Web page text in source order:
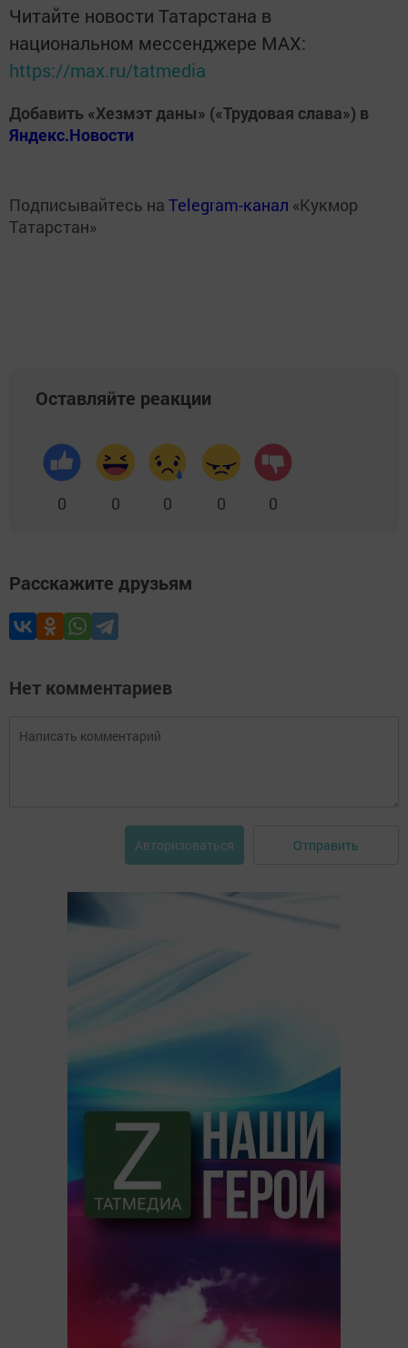
Читайте новости Татарстана в
национальном мессенджере MАХ:
https://max.ru/tatmedia
Добавить «Хезмэт даны» («Трудовая слава») в
Яндекс.Новости
Подписывайтесь на Telegram-канал «Кукмор
Татарстан»
Оставляйте реакции
0 0 0 0 0
Расскажите друзьям
Нет комментариев
Авторизоваться Отправить